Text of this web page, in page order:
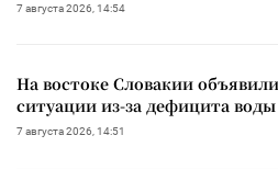
7 августа 2026, 14:54
На востоке Словакии
ситуации из-за дефицита воды
7 августа 2026, 14:51